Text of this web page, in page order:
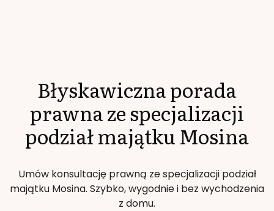
Błyskawiczna porada
prawna ze specjalizacji
podział majątkuMosina
Umów konsultację prawną ze specjalizacji podział
majątku Mosina. Szybko, wygodnie i bez wychodzenia
z domu.